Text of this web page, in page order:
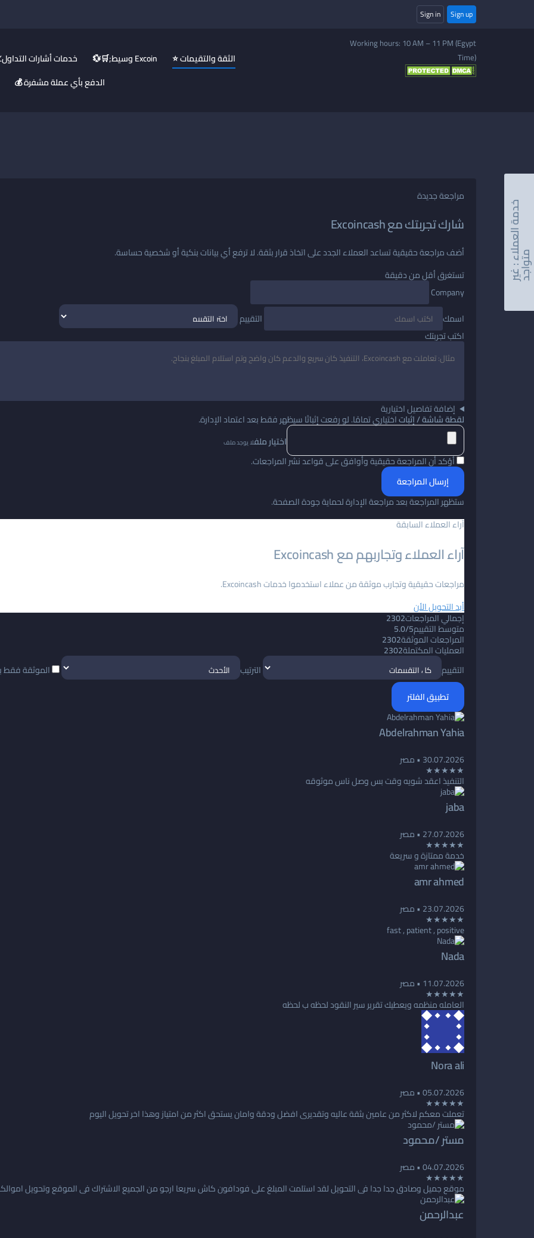
Sign up
Sign in
📈خدمات أشارات التداول 💱🛒;وسيط Excoin
⭐ الثقة والتقيمات
💰 الدفع بأي عملة مشفرة
Working hours: 10 AM – 11 PM (Egypt
Time)
مراجعة جديدة
شارك تجربتك مع Excoincash
أضف مراجعة حقيقية تساعد العملاء الجدد على اتخاذ قرار بثقة. لا ترفع أي بيانات بنكية أو شخصية حساسة.
تستغرق أقل من دقيقة
Company
اسمك
التقييم
اكتب تجربتك
إضافة تفاصيل اختيارية
لقطة شاشة / إثباتاختياري تمامًا. لو رفعت إثباتًا سيظهر فقط بعد اعتماد الإدارة.
اختيار ملفلا يوجد ملف
أؤكد أن المراجعة حقيقية وأوافق على قواعد نشر المراجعات.
إرسال المراجعة
ستظهر المراجعة بعد مراجعة الإدارة لحماية جودة الصفحة.
آراء العملاء السابقة
آراء العملاء وتجاربهم مع Excoincash
مراجعات حقيقية وتجارب موثقة من عملاء استخدموا خدمات Excoincash.
أبد التحويل الأن
إجمالي المراجعات2302
متوسط التقييم5.0/5
المراجعات الموثقة2302
العمليات المكتملة2302
التقييم
الترتيب الموثقة فقط
تطبيق الفلتر
Abdelrahman Yahia
30.07.2026 • مصر
★★★★★
التنفيذ اعقد شويه وقت بس وصل ناس موثوقه
jaba
27.07.2026 • مصر
★★★★★
خدمة ممتازة و سريعة
amr ahmed
23.07.2026 • مصر
★★★★★
fast , patient , positive
Nada
11.07.2026 • مصر
★★★★★
العامله منظمه ويعطيك تقرير سير النقود لحظه ب لحظه
Nora ali
05.07.2026• مصر
★★★★★
تعملت معكم لاكثر من عامين بثقة عاليه وتقديرى افضل ودقة وامان يستحق اكثر من امتياز وهذا اخر تحويل اليوم
مستر /محمود
04.07.2026• مصر
★★★★★
موقع جميل وصادق جدا جدا فى التحويل لقد استلمت المبلغ على فودافون كاش سريعا ارجو من الجميع الاشتراك فى الموقع وتحويل
عبدالرحمن
خ
د
م
ة
ا
ل
ع
م
ا
ء
:
غ
ي
ر
ت
و
ا
ج